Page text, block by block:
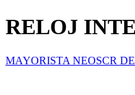
RELOJ
MAYORISTA NEOSCR